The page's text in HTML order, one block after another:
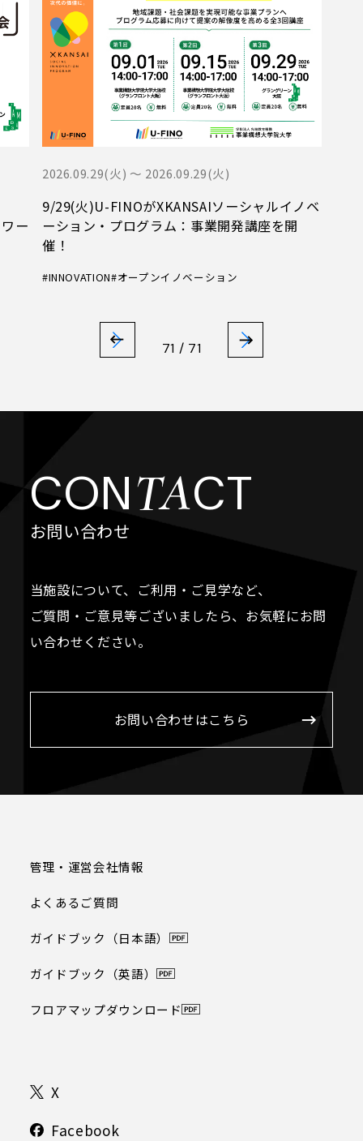
ー
2026.09.29(火) 〜 2026.09.29(火)
9/29(火)U-FINOがXKANSAIソーシャルイノベ
ーション・プログラム：事業開発講座を開
催！
#INNOVATION#オープンイノベーション
71 / 71
CONTACT
お問い合わせ
当施設について、ご利用・ご見学など、
ご質問・ご意見等ございましたら、お気軽にお問
い合わせください。
お問い合わせはこちら
X
Facebook
管理・運営会社情報
よくあるご質問
ガイドブック（日本語）
ガイドブック（英語）
フロアマップダウンロード